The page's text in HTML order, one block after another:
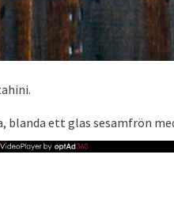
blanda ett glas sesamfrön